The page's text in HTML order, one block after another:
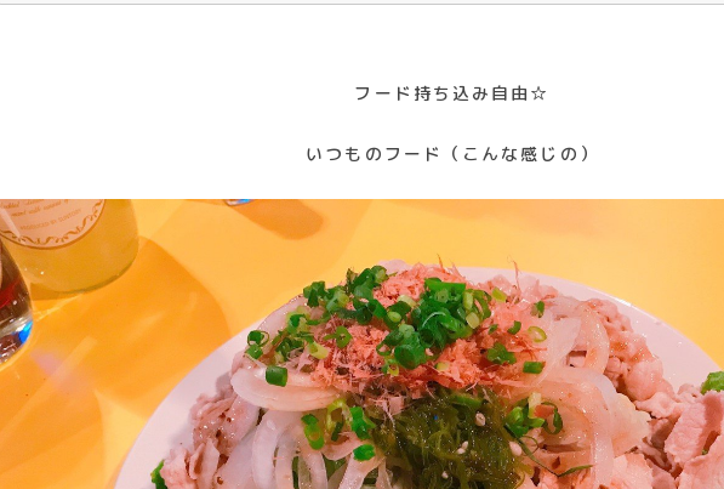
フード持ち込み自由☆
いつものフード（こんな感じの）